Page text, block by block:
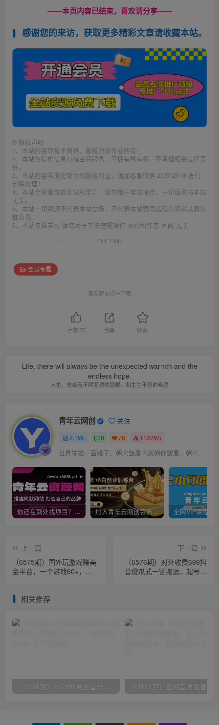
------本页内容已结束，喜欢请分享------
感谢您的来访，获取更多精彩文章请收藏本站。
© 版权声明
1、本站内容转载于网络，版权归原作者所有！
2、本站仅提供信息存储空间服务，不拥有所有权，不承担相关法律责
任。
3、本站内容若侵犯到你的版权利益，请加客服微信 zt0512518 进行
删除处理！
4、本站全资源仅供测试和学习，请勿用于非法操作，一切后果与本站
无关。
5、本站一切资源不代表本站立场，不代表本站赞同其观点和对其真实
性负责。
6、本站仅供学习 请勿用于非法违规操作 否则和作者 官网 无关
THE END
会员专属
喜欢就支持一下吧
点赞37 分享 收藏
Life, there will always be the unexpected warmth and the
endless hope.
人生，总会有不期而遇的温暖，和生生不息的希望
青年云网创 关注
2.1W+ 0 78 1122W+
世界犹如一面镜子：朝它皱眉它就朝你皱眉，朝它微笑它也吵你微笑
你还在到处找项目？还在当韭菜？我靠卖项目一个月收入5万+，曾经我也是个失败者。 加入青年云网创会员，全站资源免费学习。加入高级合伙人，推广日入1000+
上一篇
（6575期）国外玩游戏赚美
金平台，一个游戏60+，收
下一篇
（6576期）对外收费699抖
音傻瓜式一键搬运，起号专
相关推荐